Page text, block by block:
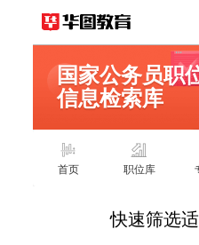
国家公务员职
信息检索库
首页 职位库
快速筛选